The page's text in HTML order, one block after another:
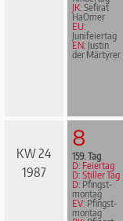
JK: Sefirat
HaOmer
EU:
Junifeiertag
EN: Justin
der Märtyrer
KW 24
1987
8
159. Tag
D: Feiertag
D: Stiller Tag
D: Pfingst­
mon­tag
EV: Pfingst­
mon­tag